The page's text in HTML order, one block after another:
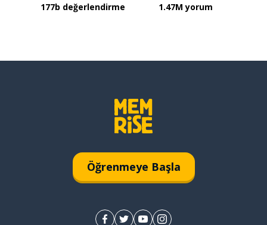
177b değerlendirme 1.47M yorum
Öğrenmeye Başla